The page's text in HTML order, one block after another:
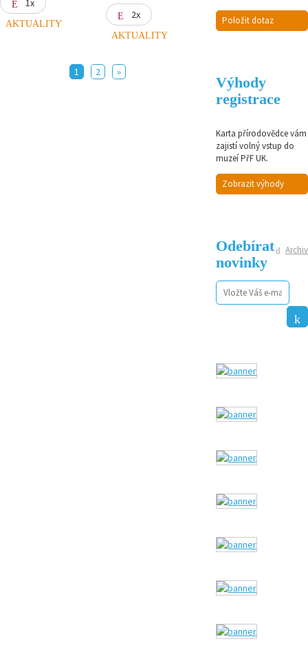
1x
AKTUALITY
2x
AKTUALITY
1 2 »
Položit dotaz
Výhody
registrace
Karta přírodovědce vám
zajistí volný vstup do
muzeí PřF UK.
Zobrazit výhody
Archiv
Odebírat
novinky